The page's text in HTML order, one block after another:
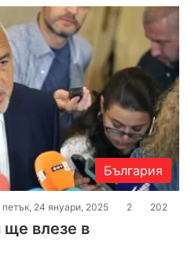
България
24 януари, 2025 2 202
ще влезе в